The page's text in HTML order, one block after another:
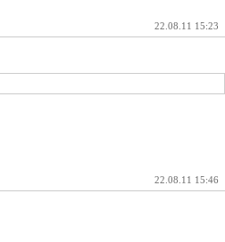
22.08.11 15:23
22.08.11 15:46